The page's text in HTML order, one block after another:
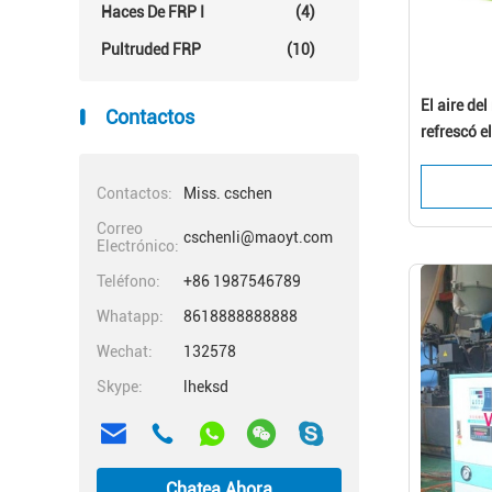
Haces De FRP I (4)
Pultruded FRP (10)
Contactos
Contactos:
Miss. cschen
Correo
Electrónico: cschenli@maoyt.com
Teléfono:
+86 1987546789
Whatapp:
8618888888888
Wechat:
132578
Skype:
lheksd
El aire
refrescó